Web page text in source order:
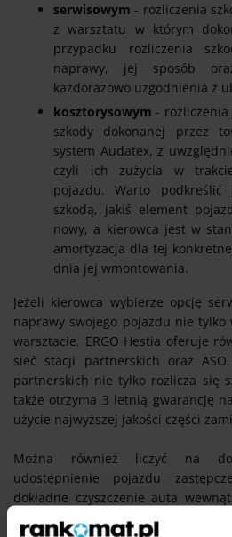
serwisowym - rozliczenia
z warsztatu w którym
przypadku rozliczenia
naprawy, jej sposób
każdorazowo uzgodnienia z
kosztorysowym -
szkody dokonanej przez
system Audatex, z
czyli ich zużycia w
pojazdu. Warto
szkodą, jakiś element
nowy, a kierowca jest w
amortyzacja dla tej
dnia jej wmontowania.
Jeżeli kierowca wybierze opcję
naprawy swojego pojazdu nie
warsztacie. ERGO Hestia oferuje
sieć stacji partnerskich oraz
partnerskich nie tylko rozlicza się
także otrzyma 3 letnią gwarancję
użycie najwyższej jakości części
Można również liczyć na
udostępnienie pojazdu
dokładne czyszczenie auta
obrębie 30 km od stacji